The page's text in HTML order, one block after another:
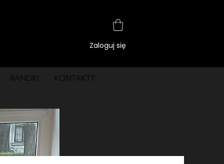
Zaloguj się
RANDKI KONTAKTY